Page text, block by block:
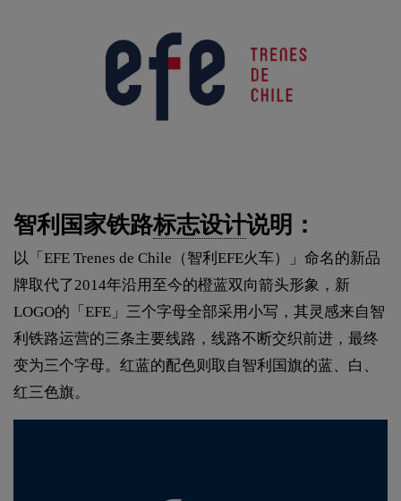
智利国家铁路标志设计说明：
以「EFE Trenes de Chile（智利EFE火车）」命名的新品
牌取代了2014年沿用至今的橙蓝双向箭头形象，新
LOGO的「EFE」三个字母全部采用小写，其灵感来自智
利铁路运营的三条主要线路，线路不断交织前进，最终
变为三个字母。红蓝的配色则取自智利国旗的蓝、白、
红三色旗。